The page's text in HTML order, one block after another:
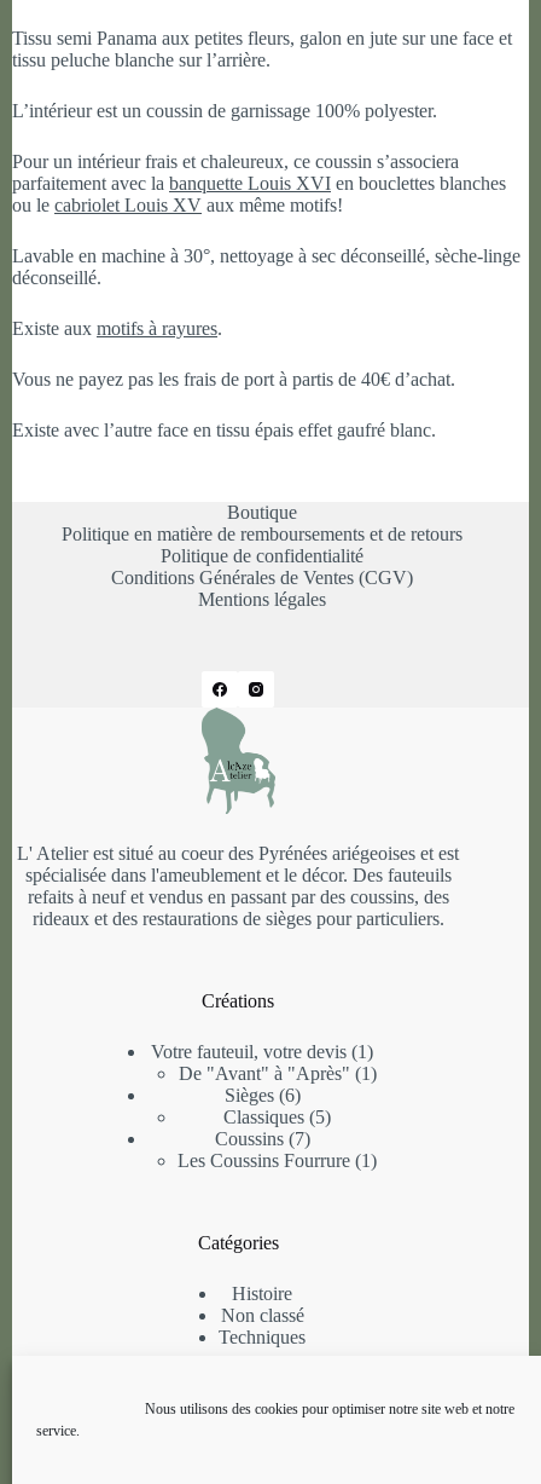
Nous utilisons des cookies pour optimiser notre site web et notre
service.
Tissu semi Panama aux petites fleurs, galon en jute sur une face et
tissu peluche blanche sur l’arrière.
L’intérieur est un coussin de garnissage 100% polyester.
Pour un intérieur frais et chaleureux, ce coussin s’associera
parfaitement avec la banquette Louis XVI en bouclettes blanches
ou le cabriolet Louis XV aux même motifs!
Lavable en machine à 30°, nettoyage à sec déconseillé, sèche-linge
déconseillé.
Existe aux motifs à rayures.
Vous ne payez pas les frais de port à partis de 40€ d’achat.
Existe avec l’autre face en tissu épais effet gaufré blanc.
Boutique
Politique en matière de remboursements et de retours
Politique de confidentialité
Conditions Générales de Ventes (CGV)
Mentions légales
L' Atelier est situé au coeur des Pyrénées ariégeoises et est
spécialisée dans l'ameublement et le décor. Des fauteuils
refaits à neuf et vendus en passant par des coussins, des
rideaux et des restaurations de sièges pour particuliers.
Créations
Votre fauteuil, votre devis 11
produit
De "Avant" à "Après" 11
Sièges 66
produits
Classiques 55
Coussins 77
produits
Les Coussins Fourrure 11
Catégories
Histoire
Non classé
Techniques
Informations